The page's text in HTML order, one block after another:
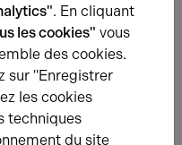
Bureaux
Mezzanine
. En cliquant
les cookies" vous
des cookies.
sur "Enregistrer
les cookies
techniques
du site